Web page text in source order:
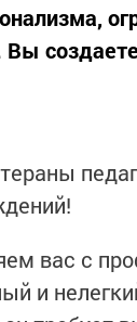
вас с
и